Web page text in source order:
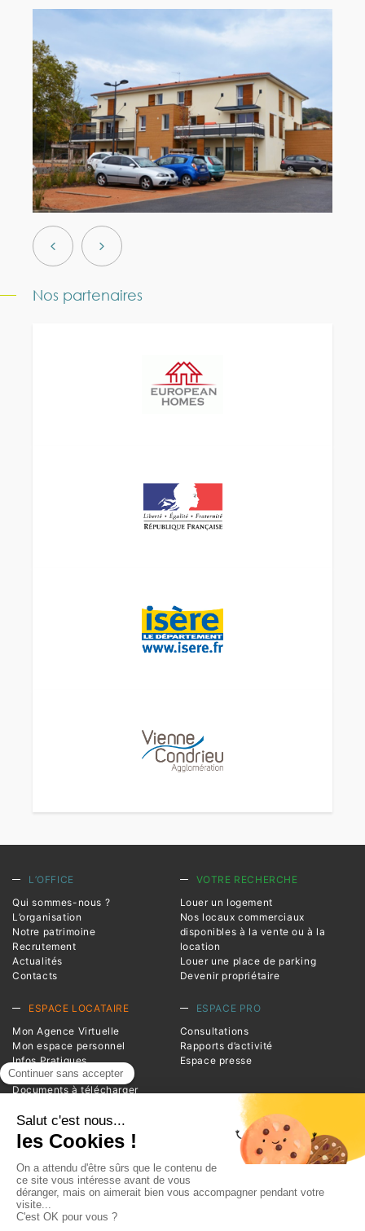
Nos partenaires
L’OFFICE
Qui sommes-nous ?
L’organisation
Notre patrimoine
Recrutement
Actualités
Contacts
VOTRE RECHERCHE
Louer un logement
Nos locaux commerciaux
disponibles à la vente ou à la
location
Louer une place de parking
Devenir propriétaire
ESPACE LOCATAIRE
Mon Agence Virtuelle
Mon espace personnel
Infos Pratiques
Magazine Entrée
Documents à télécharger
ESPACE PRO
Consultations
Rapports d’activité
Espace presse
INFORMATIONS
1 square de la Resistance
BP 20124
38209 Vienne Cedex
Téléphone : 04 74 78 39 00